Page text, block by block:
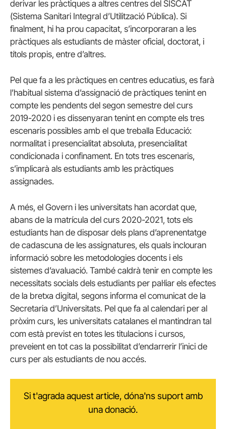
derivar les pràctiques a altres centres del SISCAT
(Sistema Sanitari Integral d’Utilització Pública). Si
finalment, hi ha prou capacitat, s’incorporaran a les
pràctiques als estudiants de màster oficial, doctorat, i
títols propis, entre d’altres.
Pel que fa a les pràctiques en centres educatius, es farà
l’habitual sistema d’assignació de pràctiques tenint en
compte les pendents del segon semestre del curs
2019-2020 i es dissenyaran tenint en compte els tres
escenaris possibles amb el que treballa Educació:
normalitat i presencialitat absoluta, presencialitat
condicionada i confinament. En tots tres escenaris,
s’implicarà als estudiants amb les pràctiques
assignades.
A més, el Govern i les universitats han acordat que,
abans de la matrícula del curs 2020-2021, tots els
estudiants han de disposar dels plans d’aprenentatge
de cadascuna de les assignatures, els quals inclouran
informació sobre les metodologies docents i els
sistemes d’avaluació. També caldrà tenir en compte les
necessitats socials dels estudiants per pal·liar els efectes
de la bretxa digital, segons informa el comunicat de la
Secretaria d’Universitats. Pel que fa al calendari per al
pròxim curs, les universitats catalanes el mantindran tal
com està previst en totes les titulacions i cursos,
preveient en tot cas la possibilitat d’endarrerir l’inici de
curs per als estudiants de nou accés.
Si t'agrada aquest article, dóna'ns suport amb
una donació.